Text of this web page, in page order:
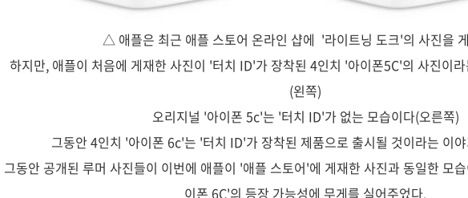
△ 애플은 최근 애플 스토어 온라인 샵에 '라이트닝 도크'의 사진을
하지만, 애플이 처음에 게재한 사진이 '터치 ID'가 장착된 4인치 '아이폰5C'의 사진이
(왼쪽)
오리지널 '아이폰 5c'는 '터치 ID'가 없는 모습이다(오른쪽)
그동안 4인치 '아이폰 6c'는 '터치 ID'가 장착된 제품으로 출시될 것이라는 이
그동안 공개된 루머 사진들이 이번에 애플이 '애플 스토어'에 게재한 사진과 동일한 모
이폰 6C'의 등장 가능성에 무게를 실어주었다.